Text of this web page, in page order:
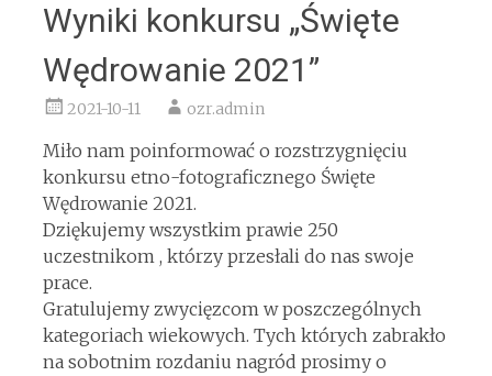
Wyniki konkursu „Święte
Wędrowanie 2021”
2021-10-11 ozr.admin
Miło nam poinformować o rozstrzygnięciu
konkursu etno-fotograficznego Święte
Wędrowanie 2021.
Dziękujemy wszystkim prawie 250
uczestnikom , którzy przesłali do nas swoje
prace.
Gratulujemy zwycięzcom w poszczególnych
kategoriach wiekowych. Tych których zabrakło
na sobotnim rozdaniu nagród prosimy o